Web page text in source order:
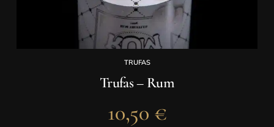
TRUFAS
Trufas – Rum
10,50 €